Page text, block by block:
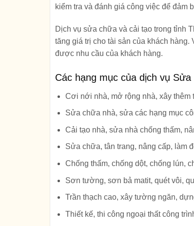
kiểm tra và đánh giá công việc để đảm
Dịch vụ sửa chữa và cải tạo trong tỉnh
tăng giá trị cho tài sản của khách
được nhu cầu của khách hàng.
Các hạng mục của dịch vụ
Cơi nới nhà, mở rộng nhà, xây thêm
Sửa chữa nhà, sửa các hạng mục
Cải tạo nhà, sửa nhà chống thấm,
Sửa chữa, tân trang, nâng cấp, làm
Chống thấm, chống dột, chống lún,
Sơn tường, sơn bả matit, quét vôi,
Trần thạch cao, xây tường ngăn,
Thiết kế, thi công ngoại thất công